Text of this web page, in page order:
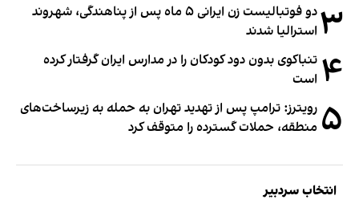
۳
دو فوتبالیست زن ایرانی ۵ ماه پس از پناهندگی، شهروند
استرالیا شدند
۴ تنباکوی بدون دود کودکان را در مدارس ایران گرفتار کرده
است
۵ رویترز: ترامپ پس از تهدید تهران به حمله به زیرساخت‌های
منطقه، حملات گسترده را متوقف کرد
انتخاب سردبیر